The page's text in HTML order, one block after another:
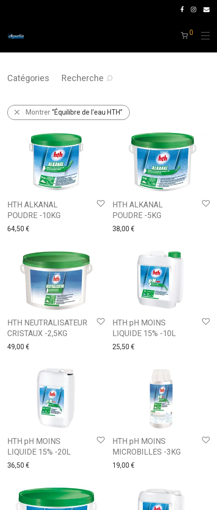
0
Catégories Recherche
Montrer“Équilibre de l'eau HTH”
HTH ALKANAL
POUDRE -10KG
64,50 €
HTH ALKANAL
POUDRE -5KG
38,00 €
HTH NEUTRALISATEUR
CRISTAUX -2,5KG
49,00 €
HTH pH MOINS
LIQUIDE 15% -10L
25,50 €
HTH pH MOINS
LIQUIDE 15% -20L
36,50 €
HTH pH MOINS
MICROBILLES -3KG
19,00 €